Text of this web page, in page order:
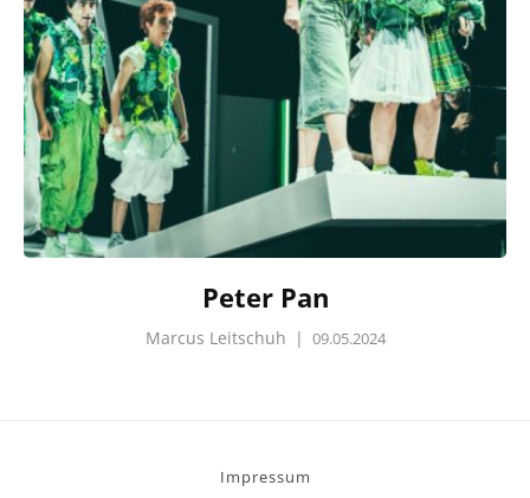
Peter Pan
Marcus Leitschuh | 09.05.2024
Impressum